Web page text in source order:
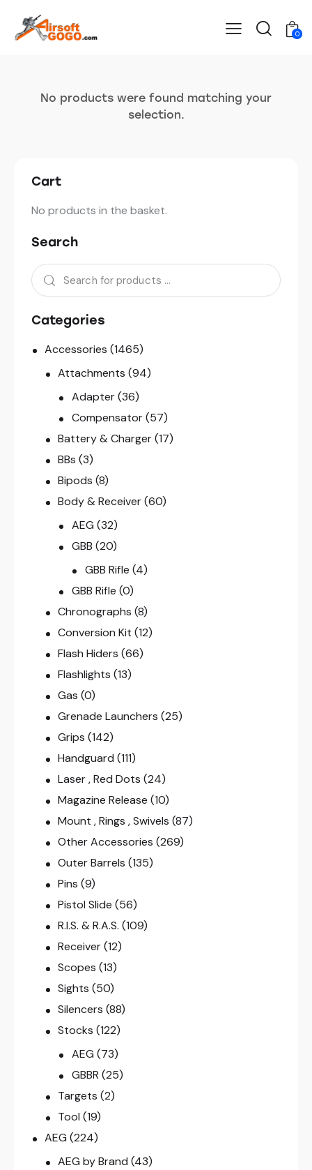
0
No products were found matching your
selection.
Cart
No products in the basket.
Search
Categories
Accessories (1465)
Attachments (94)
Adapter (36)
Compensator (57)
Battery & Charger (17)
BBs (3)
Bipods (8)
Body & Receiver (60)
AEG (32)
GBB (20)
GBB Rifle (4)
GBB Rifle (0)
Chronographs (8)
Conversion Kit (12)
Flash Hiders (66)
Flashlights (13)
Gas (0)
Grenade Launchers (25)
Grips (142)
Handguard (111)
Laser , Red Dots (24)
Magazine Release (10)
Mount , Rings , Swivels (87)
Other Accessories (269)
Outer Barrels (135)
Pins (9)
Pistol Slide (56)
R.I.S. & R.A.S. (109)
Receiver (12)
Scopes (13)
Sights (50)
Silencers (88)
Stocks (122)
AEG (73)
GBBR (25)
Targets (2)
Tool (19)
AEG (224)
AEG by Brand (43)